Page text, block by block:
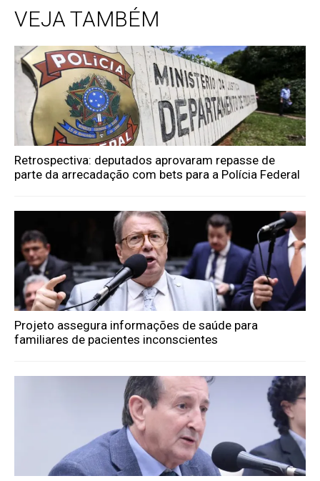
VEJA TAMBÉM
Retrospectiva: deputados aprovaram repasse de
parte da arrecadação com bets para a Polícia Federal
Projeto assegura informações de saúde para
familiares de pacientes inconscientes